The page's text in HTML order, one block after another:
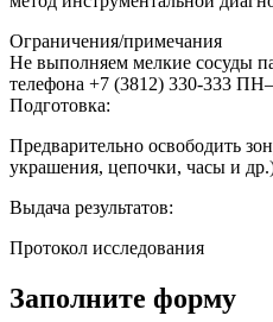
Ограничения/примечания
Не выполняем мелкие сосуды
телефона +7 (3812) 330-333
Подготовка:
Предварительно освободить
украшения, цепочки, часы и
Выдача результатов:
Протокол исследования
Заполните форму